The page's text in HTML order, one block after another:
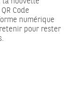
Code
numérique
pour rester